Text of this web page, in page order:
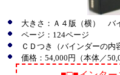
大きさ：Ａ４版（横） バ
ページ：124ページ
ＣＤつき（バインダーの内
価格：54,000円（本体／